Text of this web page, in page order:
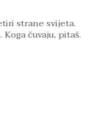
strane svijeta.
čuvaju, pitaš.